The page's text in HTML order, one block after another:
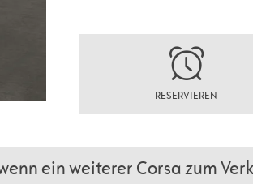
RESERVIEREN
ein weiterer Corsa zum